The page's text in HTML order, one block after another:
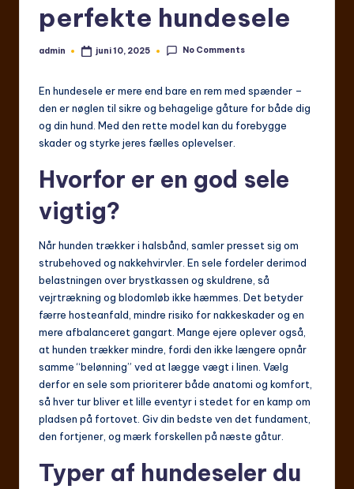
perfekte hundesele
Posted
admin juni 10, 2025 No Comments
En hundesele er mere end bare en rem med spænder –
den er nøglen til sikre og behagelige gåture for både dig
og din hund. Med den rette model kan du forebygge
skader og styrke jeres fælles oplevelser.
Hvorfor er en god sele
vigtig?
Når hunden trækker i halsbånd, samler presset sig om
strubehoved og nakkehvirvler. En sele fordeler derimod
belastningen over brystkassen og skuldrene, så
vejrtrækning og blodomløb ikke hæmmes. Det betyder
færre hosteanfald, mindre risiko for nakkeskader og en
mere afbalanceret gangart. Mange ejere oplever også,
at hunden trækker mindre, fordi den ikke længere opnår
samme “belønning” ved at lægge vægt i linen. Vælg
derfor en sele som prioriterer både anatomi og komfort,
så hver tur bliver et lille eventyr i stedet for en kamp om
pladsen på fortovet. Giv din bedste ven det fundament,
den fortjener, og mærk forskellen på næste gåtur.
Typer af hundeseler du